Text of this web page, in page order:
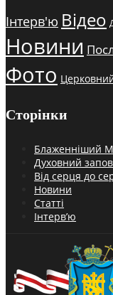
Інтерв'ю Відео
Новини
Фото
Сторінки
Блаженніший
Духовний
Від серця до
Новини
Статті
Інтерв’ю